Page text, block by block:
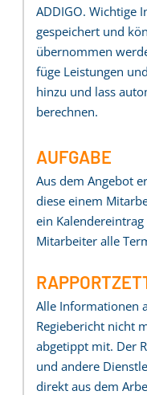
ADDIGO. Wichtige
gespeichert und
übernommen
füge Leistungen
hinzu und lass
berechnen.
AUFGABE
Aus dem Angebot
diese einem
ein
Mitarbeiter alle
Alle Informationen
Regiebericht nicht
abgetippt mit. Der
und andere
direkt aus dem